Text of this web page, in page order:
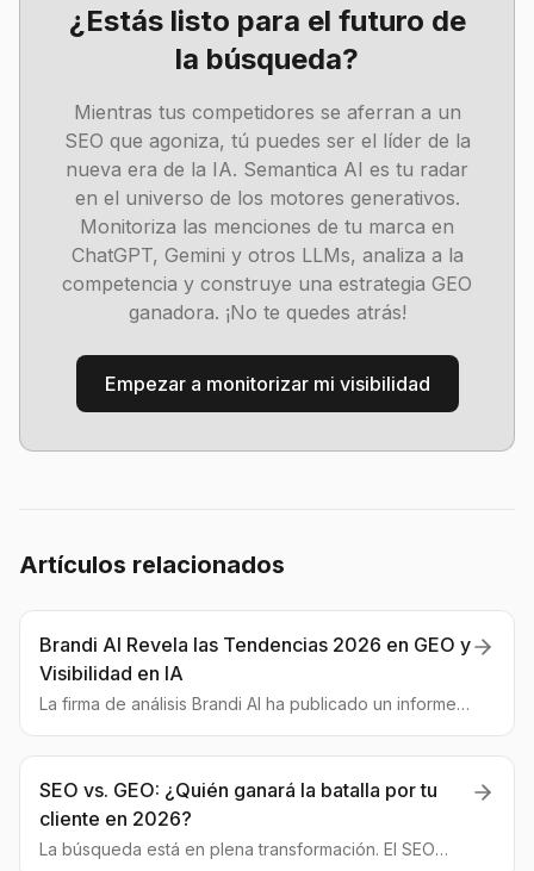
¿Estás listo para el futuro de
la búsqueda?
Mientras tus competidores se aferran a un
SEO que agoniza, tú puedes ser el líder de la
nueva era de la IA. Semantica AI es tu radar
en el universo de los motores generativos.
Monitoriza las menciones de tu marca en
ChatGPT, Gemini y otros LLMs, analiza a la
competencia y construye una estrategia GEO
ganadora. ¡No te quedes atrás!
Empezar a monitorizar mi visibilidad
Artículos relacionados
Brandi AI Revela las Tendencias 2026 en GEO y
Visibilidad en IA
La firma de análisis Brandi AI ha publicado un informe
Generativos (GEO) para 2026. Analizamos qué
significa esto para las empresas.
SEO vs. GEO: ¿Quién ganará la batalla por tu
cliente en 2026?
La búsqueda está en plena transformación. El SEO